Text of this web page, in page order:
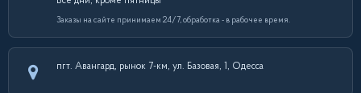
Заказы на сайте принимаем 24/7, обработка - в рабочее время.
пгт. Авангард, рынок 7-км, ул. Базовая, 1, Одесса